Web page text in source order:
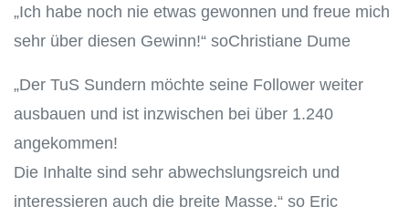
„Ich habe noch nie etwas gewonnen und freue mich
sehr über diesen Gewinn!“ soChristiane Dume
„Der TuS Sundern möchte seine Follower weiter
ausbauen und ist inzwischen bei über 1.240
angekommen!
Die Inhalte sind sehr abwechslungsreich und
interessieren auch die breite Masse.“ so Eric